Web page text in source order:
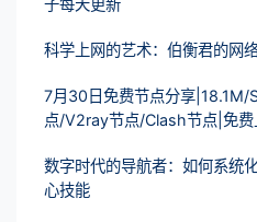
科学上网的艺术：伯衡君的网
7月30日免费节点分享|18.1M/
点/V2ray节点/Clash节点|免费
数字时代的导航者：如何系统
心技能